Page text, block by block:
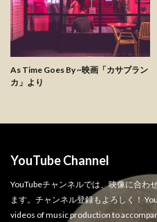
As Time Goes By ~映画「カサブラン
カ」より
YouTube Channel
YouTubeチャンネルでは、映像に合わ
ます。チャンネル登録もよろしく！
videos of music production to